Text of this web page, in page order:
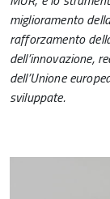
miglioramento
rafforzamento
dell’innovazione,
dell’Unione
sviluppate.